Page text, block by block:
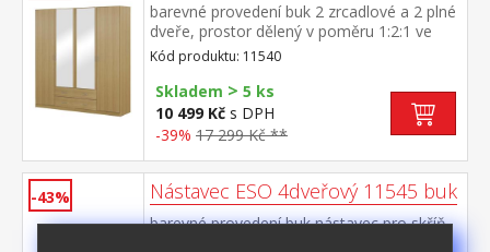
barevné provedení buk 2 zrcadlové a 2 plné
dveře, prostor dělený v poměru 1:2:1 ve
všech třech částech šatní tyč a police, ve
střední části dole 2 zásuvky možno doplnit
o nástavec 11545
Kód produktu: 11540
Skladem > 5 ks
10 499 Kč s DPH
-39% 17 299 Kč **
-43% Nástavec ESO 4dveřový 11545 buk
barevné provedení buk nástavec pro skříň